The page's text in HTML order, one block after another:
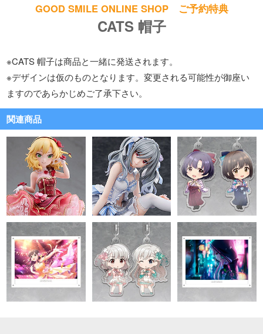
GOOD SMILE ONLINE SHOP ご予約特典
CATS 帽子
※CATS 帽子は商品と一緒に発送されます。
※デザインは仮のものとなります。変更される可能性が御座い
ますのであらかじめご了承下さい。
関連商品